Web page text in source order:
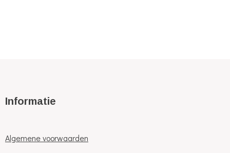
Informatie
Algemene voorwaarden